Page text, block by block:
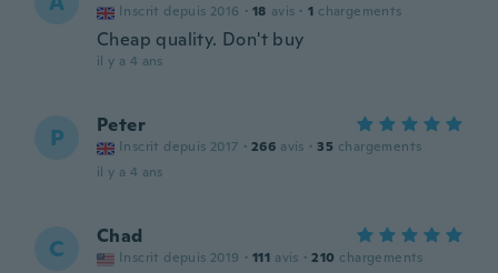
Inscrit depuis 2016 · 18 avis · 1 chargements
Cheap quality. Don't buy
il y a 4 ans
P Peter
Inscrit depuis 2017 · 266 avis · 35 chargements
il y a 4 ans
C Chad
Inscrit depuis 2019 · 111 avis · 210 chargements